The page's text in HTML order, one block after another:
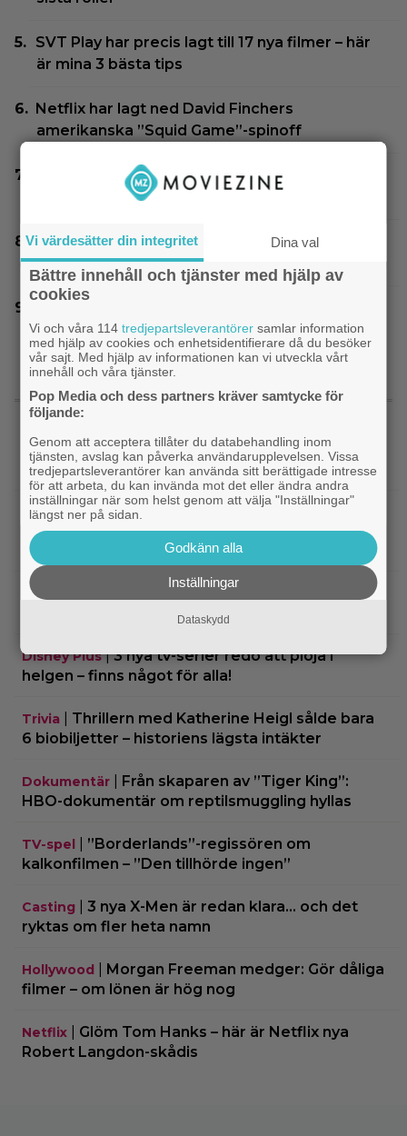
SVT Play har precis lagt till 17 nya filmer – här
är mina 3 bästa tips
Netflix har lagt ned David Finchers
amerikanska ”Squid Game”-spinoff
3 nya tv-serier redo att plöja i helgen – finns
något för alla!
Nu vet vi vem som spelar skurken Ganondorf i
”The Legend of Zelda”
älskad animerad serie
SENASTE NYTT
TV-tips |På tv ikväll: 2013 års stora rymdäventyr
fick kritik – halvnaken kvinna stjäl fokus
Streamingtips|Nu på Viaplay: Ethan Hawke
gjorde fjolårets bästa förvandling – blev 1.52 cm
lång
TV-spel
”Snyggaste spelet genom tiderna”
släpptes 2020: ”Fantastisk spelvärld”
Disney Plus|3 nya tv-serier redo att plöja i
helgen – finns något för alla!
Trivia
Thrillern med Katherine Heigl sålde bara
6 biobiljetter – historiens lägsta intäkter
Dokumentär
Från skaparen av ”Tiger King”:
HBO-dokumentär om reptilsmuggling hyllas
TV-spel
”Borderlands”-regissören om
kalkonfilmen – ”Den tillhörde ingen”
Casting
3 nya X-Men är redan klara… och det
ryktas om fler heta namn
Hollywood
Morgan Freeman medger: Gör dåliga
filmer – om lönen är hög nog
Netflix
Glöm Tom Hanks – här är Netflix nya
Robert Langdon-skådis
Vi värdesätter din integritet Dina val
Bättre innehåll och tjänster med hjälp av
cookies
Vi och våra 114tredjepartsleverantörer samlar information
med hjälp av cookies och enhetsidentifierare då du besöker
vår sajt. Med hjälp av informationen kan vi utveckla vårt
innehåll och våra tjänster.
Pop Media och dess partners kräver samtycke för
följande:
Genom att acceptera tillåter du databehandling inom
tjänsten, avslag kan påverka användarupplevelsen. Vissa
tredjepartsleverantörer kan använda sitt berättigade intresse
för att arbeta, du kan invända mot det eller ändra andra
inställningar när som helst genom att välja "Inställningar"
längst ner på sidan.
Godkänn alla
Inställningar
Dataskydd